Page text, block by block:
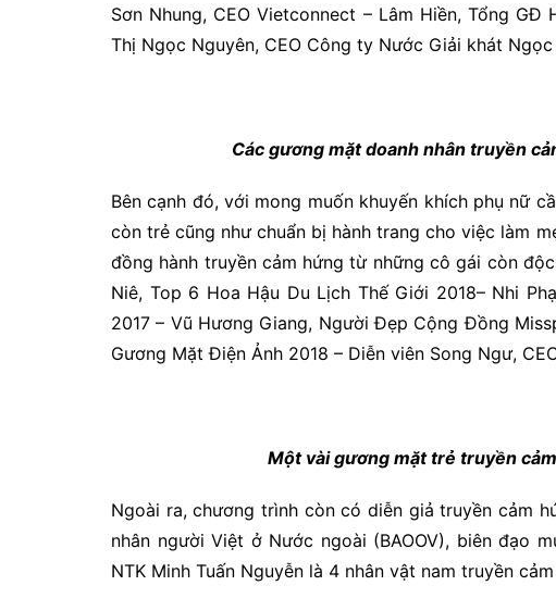
Sơn Nhung, CEO Vietconnect – Lâm Hiền, Tổng
Thị Ngọc Nguyên, CEO Công ty Nước Giải khát
Các gương mặt doanh nhân truyền
Bên cạnh đó, với mong muốn khuyến khích phụ nữ
còn trẻ cũng như chuẩn bị hành trang cho việc làm
đồng hành truyền cảm hứng từ những cô gái còn
Niê, Top 6 Hoa Hậu Du Lịch Thế Giới 2018– Nhi
2017 – Vũ Hương Giang, Người Đẹp Cộng Đồng
Gương Mặt Điện Ảnh 2018 – Diễn viên Song Ngư,
Một vài gương mặt trẻ truyền
Ngoài ra, chương trình còn có diễn giả truyền cảm
nhân người Việt ở Nước ngoài (BAOOV), biên đạo
NTK Minh Tuấn Nguyễn là 4 nhân vật nam truyền